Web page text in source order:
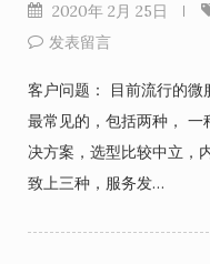
2020年 2月 25日
发表留言
客户问题： 目前流行的
最常见的，包括两种，
决方案，选型比较中立，
致上三种，服务发…